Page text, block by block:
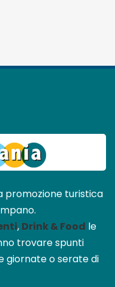
promozione turistica
, Drink & Food le
trovare spunti
giornate o serate di